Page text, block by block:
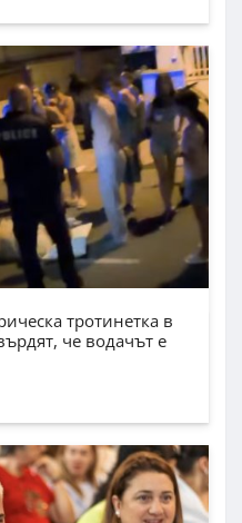
тротинетка в
че водачът е